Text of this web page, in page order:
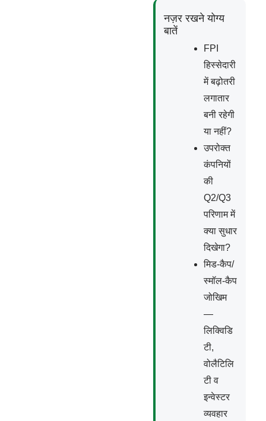
नज़र रखने योग्य
बातें
FPI
हिस्सेदारी
में बढ़ोतरी
लगातार
बनी रहेगी
या नहीं?
उपरोक्त
कंपनियों
की
Q2/Q3
परिणाम में
क्या सुधार
दिखेगा?
मिड-कैप/
स्मॉल-कैप
जोखिम
—
लिक्विडि
टी,
वोलैटिलि
टी व
इन्वेस्टर
व्यवहार